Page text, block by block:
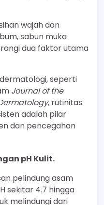
wajah dan
sabun muka
dua faktor utama
seperti
Journal of the
, rutinitas
adalah pilar
dan pencegahan
pH Kulit.
pelindung asam
sekitar 4.7 hingga
melindungi dari